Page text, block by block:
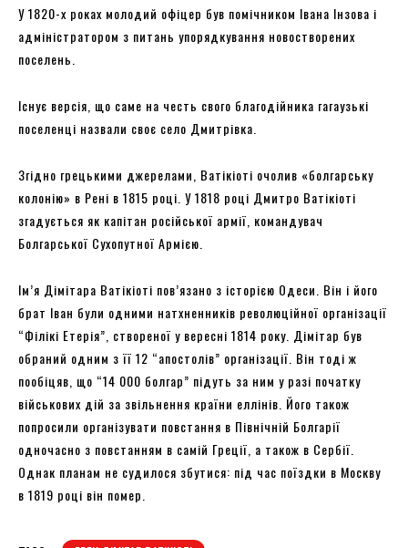
У 1820-х роках молодий офіцер був помічником Івана Інзова і
адміністратором з питань упорядкування новостворених
поселень.
Існує версія, що саме на честь свого благодійника гагаузькі
поселенці назвали своє село Дмитрівка.
Згідно грецькими джерелами, Ватікіоті очолив «болгарську
колонію» в Рені в 1815 році. У 1818 році Дмитро Ватікіоті
згадується як капітан російської армії, командувач
Болгарської Сухопутної Армією.
Ім’я Дімітара Ватікіоті пов’язано з історією Одеси. Він і його
брат Іван були одними натхненників революційної організації
“Філікі Етерія”, створеної у вересні 1814 року. Дімітар був
обраний одним з її 12 “апостолів” організації. Він тоді ж
пообіцяв, що “14 000 болгар” підуть за ним у разі початку
військових дій за звільнення країни еллінів. Його також
попросили організувати повстання в Північній Болгарії
одночасно з повстанням в самій Греції, а також в Сербії.
Однак планам не судилося збутися: під час поїздки в Москву
в 1819 році він помер.